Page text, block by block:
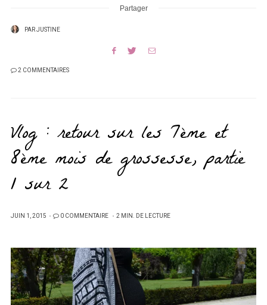
Partager
PARJUSTINE
2 COMMENTAIRES
Vlog : retour sur les 7ème et
8ème mois de grossesse, partie
1 sur 2
PUBLIÉ
JUIN 1, 2015 0 COMMENTAIRE 2 MIN. DE LECTURE